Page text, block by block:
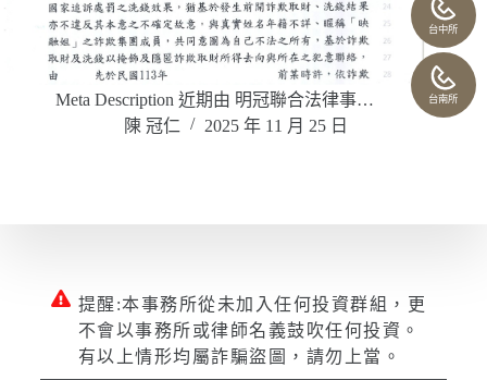
Meta Description 近期由 明冠聯合法律事…
陳 冠仁
2025 年 11 月 25 日
提醒:本事務所從未加入任何投資群組，更
不會以事務所或律師名義鼓吹任何投資。
有以上情形均屬詐騙盜圖，請勿上當。
台中所
台南所